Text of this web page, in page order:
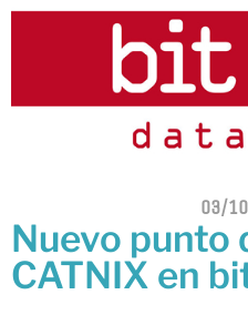
03/
Nuevo punto
CATNIX en